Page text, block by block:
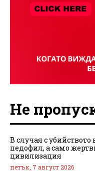
Не
В случая с
педофил, а само
цивилизация
петък, 7 август 2026